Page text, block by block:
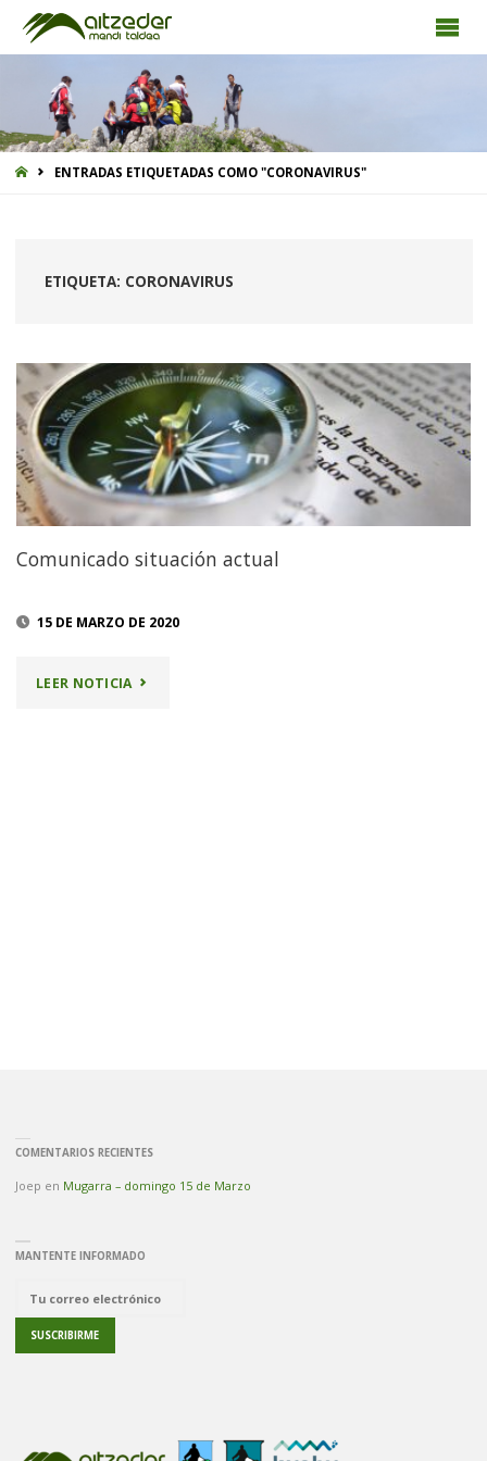
INICIOENTRADAS ETIQUETADAS COMO "CORONAVIRUS"
ETIQUETA: CORONAVIRUS
Comunicado situación actual
15 DE MARZO DE 2020
LEER NOTICIA"COMUNICADO
COMENTARIOS RECIENTES
Joep en Mugarra – domingo 15 de Marzo
MANTENTE INFORMADO